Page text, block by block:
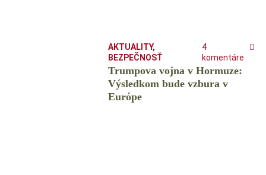
AKTUALITY,
BEZPEČNOSŤ
4
komentáre
Trumpova vojna v Hormuze:
Výsledkom bude vzbura v
Európe